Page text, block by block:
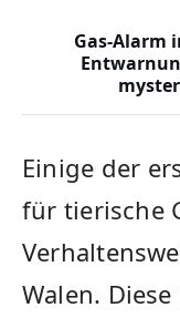
Gas-Alarm
Einige der⁢
für tierische
‌Walen.